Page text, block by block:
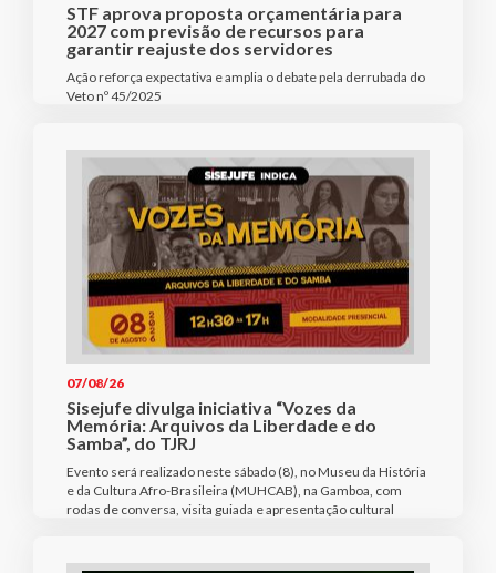
STF aprova proposta orçamentária para
2027 com previsão de recursos para
garantir reajuste dos servidores
Ação reforça expectativa e amplia o debate pela derrubada do
Veto nº 45/2025
07/08/26
Sisejufe divulga iniciativa “Vozes da
Memória: Arquivos da Liberdade e do
Samba”, do TJRJ
Evento será realizado neste sábado (8), no Museu da História
e da Cultura Afro-Brasileira (MUHCAB), na Gamboa, com
rodas de conversa, visita guiada e apresentação cultural